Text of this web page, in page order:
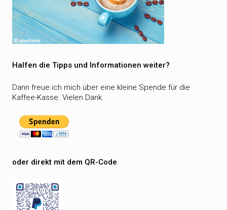
Halfen die Tipps und Informationen weiter?
Dann freue ich mich über eine kleine Spende für die
Kaffee-Kasse. Vielen Dank.
oder direkt mit dem QR-Code